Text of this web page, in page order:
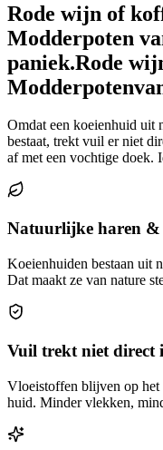
Rode wijn of
Modderpoten
paniek.Rode
Modderpoten
Omdat een koeienhuid uit
bestaat, trekt vuil er niet
af met een vochtige doek.
Natuurlijke haren &
Koeienhuiden bestaan uit
Dat maakt ze van nature
Vuil trekt niet direct
Vloeistoffen blijven op het
huid. Minder vlekken,